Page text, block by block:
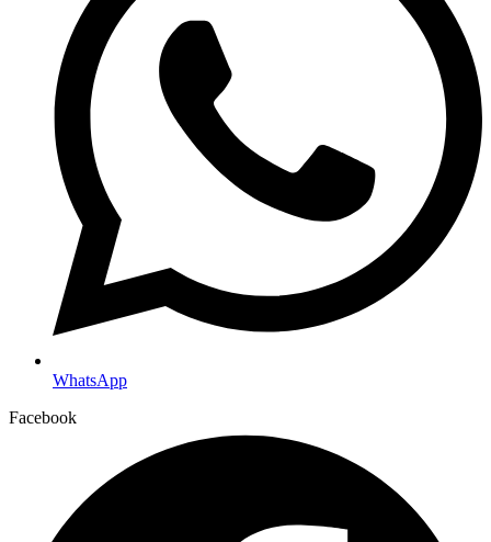
WhatsApp
Facebook